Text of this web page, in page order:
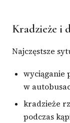
Kradzieże i
Najczęstsze
wyciąganie
w
kradzieże
podczas